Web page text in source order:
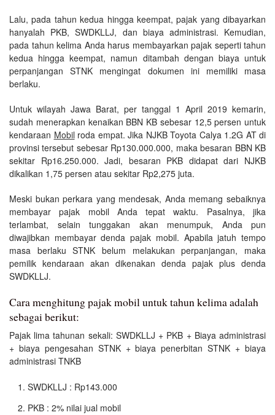
Lalu, pada tahun kedua hingga keempat, pajak yang dibayarkan
hanyalah PKB, SWDKLLJ, dan biaya administrasi. Kemudian,
pada tahun kelima Anda harus membayarkan pajak seperti tahun
kedua hingga keempat, namun ditambah dengan biaya untuk
perpanjangan STNK mengingat dokumen ini memiliki masa
berlaku.
Untuk wilayah Jawa Barat, per tanggal 1 April 2019 kemarin,
sudah menerapkan kenaikan BBN KB sebesar 12,5 persen untuk
kendaraan Mobil roda empat. Jika NJKB Toyota Calya 1.2G AT di
provinsi tersebut sebesar Rp130.000.000, maka besaran BBN KB
sekitar Rp16.250.000. Jadi, besaran PKB didapat dari NJKB
dikalikan 1,75 persen atau sekitar Rp2,275 juta.
Meski bukan perkara yang mendesak, Anda memang sebaiknya
membayar pajak mobil Anda tepat waktu. Pasalnya, jika
terlambat, selain tunggakan akan menumpuk, Anda pun
diwajibkan membayar denda pajak mobil. Apabila jatuh tempo
masa berlaku STNK belum melakukan perpanjangan, maka
pemilik kendaraan akan dikenakan denda pajak plus denda
SWDKLLJ.
Cara menghitung pajak mobil untuk tahun kelima adalah
sebagai berikut:
Pajak lima tahunan sekali: SWDKLLJ + PKB + Biaya administrasi
+ biaya pengesahan STNK + biaya penerbitan STNK + biaya
administrasi TNKB
SWDKLLJ : Rp143.000
PKB : 2% nilai jual mobil